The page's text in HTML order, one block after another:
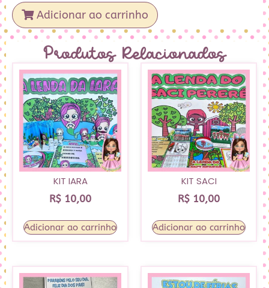
Adicionar ao carrinho
Produtos Relacionados
KIT IARA
R$ 10,00
Adicionar ao carrinho
KIT SACI
R$ 10,00
Adicionar ao carrinho